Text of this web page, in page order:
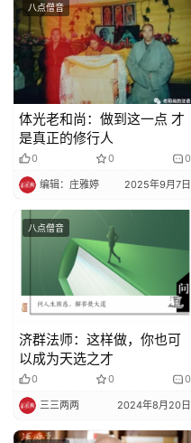
八点僧音
体光老和尚：做到这一点 才
是真正的修行人
0 0 0
编辑：庄雅婷 2025年9月7日
八点僧音
济群法师：这样做，你也可
以成为天选之才
0 0 0
三三两两 2024年8月20日